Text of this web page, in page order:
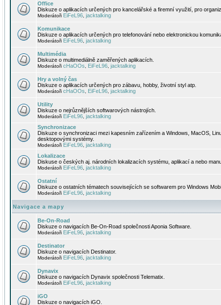
Office
Diskuze o aplikacích určených pro kancelářské a firemní využití, pro
Moderátoři EiFeL96 jacktalking
Komunikace
Diskuze o aplikacích určených pro telefonování nebo elektronickou
Moderátoři EiFeL96 jacktalking
Multimédia
Diskuze o multimediálně zaměřených aplikacích.
Moderátoři cHaOOs EiFeL96 jacktalking
Hry a volný čas
Diskuze o aplikacích určených pro zábavu, hobby, životní styl atp.
Moderátoři cHaOOs EiFeL96 jacktalking
Utility
Diskuze o nejrůznějších softwarových nástrojích.
Moderátoři EiFeL96 jacktalking
Synchronizace
Diskuze o synchronizaci mezi kapesním zařízením a Windows, MacOS,
desktopovými systémy.
Moderátoři EiFeL96 jacktalking
Lokalizace
Diskuse o českých aj. národních lokalizacích systému, aplikací a nebo
Moderátoři EiFeL96 jacktalking
Ostatní
Diskuze o ostatních tématech souvisejících se softwarem pro Windows
Moderátoři EiFeL96 jacktalking
Navigace a mapy
Be-On-Road
Diskuze o navigacích Be-On-Road společnosti Aponia Software.
Moderátoři EiFeL96 jacktalking
Destinator
Diskuze o navigacích Destinator.
Moderátoři EiFeL96 jacktalking
Dynavix
Diskuze o navigacích Dynavix společnosti Telematix.
Moderátoři EiFeL96 jacktalking
iGO
Diskuze o navigacích iGO.